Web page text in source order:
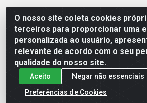
O nosso site coleta cookies
terceiros para proporcionar uma
personalizada ao usuário,
relevante de acordo com o seu
qualidade do nosso site.
Aceito
Negar não essenciais
Preferências de Cookies
Baixe já o APP da